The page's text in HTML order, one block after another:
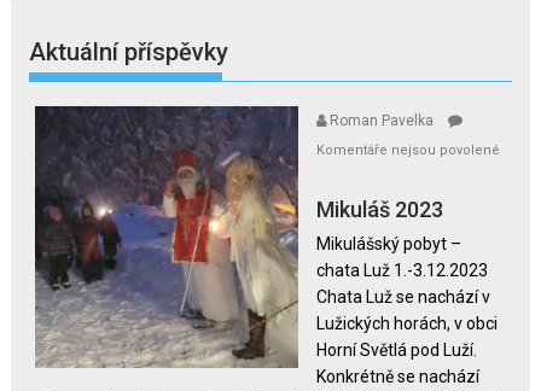
Aktuální příspěvky
Roman Pavelka
Komentáře nejsou povolené
textu
názvem
Mikuláš
2023
Mikuláš 2023
Mikulášský pobyt –
chata Luž 1.-3.12.2023
Chata Luž se nachází v
Lužických horách, v obci
Horní Světlá pod Luží.
Konkrétně se nachází